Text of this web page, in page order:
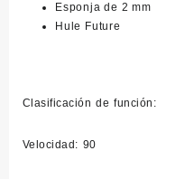
Esponja de 2 mm
Hule Future
Clasificación de función:
Velocidad: 90